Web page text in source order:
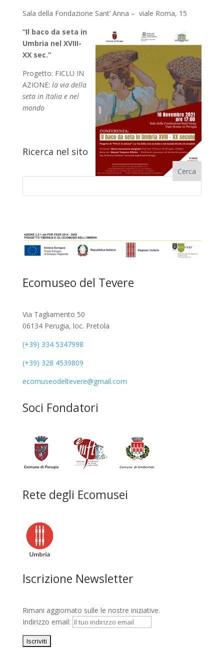
Sala della Fondazione Sant’ Anna – viale Roma, 15
“Il baco da seta in
Umbria nel XVIII-
XX sec.”
Progetto: FICLU IN
AZIONE: la via della
seta in Italia e nel
mondo
Ricerca nel sito
Ecomuseo del Tevere
Via Tagliamento 50
06134 Perugia, loc. Pretola
(+39) 334 5347998
(+39) 328 4539809
ecomuseodeltevere@gmail.com
Soci Fondatori
Rete degli Ecomusei
Iscrizione Newsletter
Rimani aggiornato sulle le nostre iniziative.
Indirizzo email: